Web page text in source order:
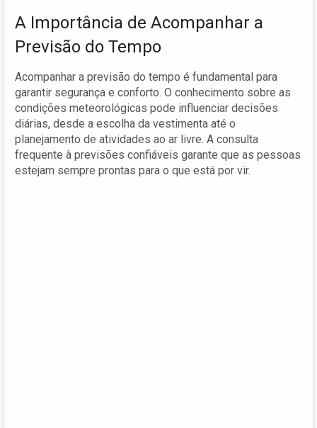
A Importância de Acompanhar a
Previsão do Tempo
Acompanhar a previsão do tempo é fundamental para
garantir segurança e conforto. O conhecimento sobre as
condições meteorológicas pode influenciar decisões
diárias, desde a escolha da vestimenta até o
planejamento de atividades ao ar livre. A consulta
frequente à previsões confiáveis garante que as pessoas
estejam sempre prontas para o que está por vir.